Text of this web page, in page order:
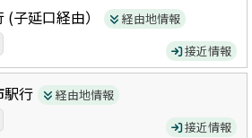
(子延口経由） 経由地情報
接近情報
駅行 経由地情報
接近情報